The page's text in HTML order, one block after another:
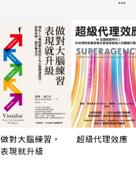
做對大腦練習，
表現就升級
超級代理效應